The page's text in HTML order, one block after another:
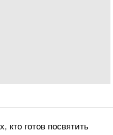
кто готов посвятить